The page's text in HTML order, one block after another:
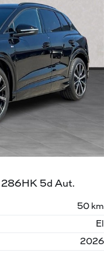
5d Aut.
50 km
El
2026